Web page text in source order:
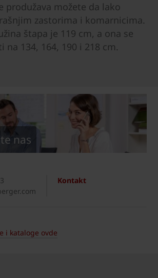
produžava možete da lako
zastorima i komarnicima.
štapa je 119 cm, a ona se
na 134, 164, 190 i 218 cm.
nas
Kontakt
i kataloge ovde